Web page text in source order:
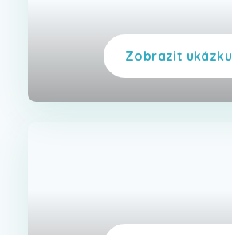
Zobrazit ukázku